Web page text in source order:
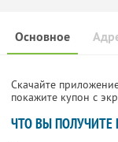
Основное
Скачайте
покажите купон с
ЧТО ВЫ ПОЛУЧИТЕ